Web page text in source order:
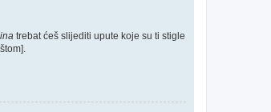
trebat ćeš slijediti upute koje su ti stigle